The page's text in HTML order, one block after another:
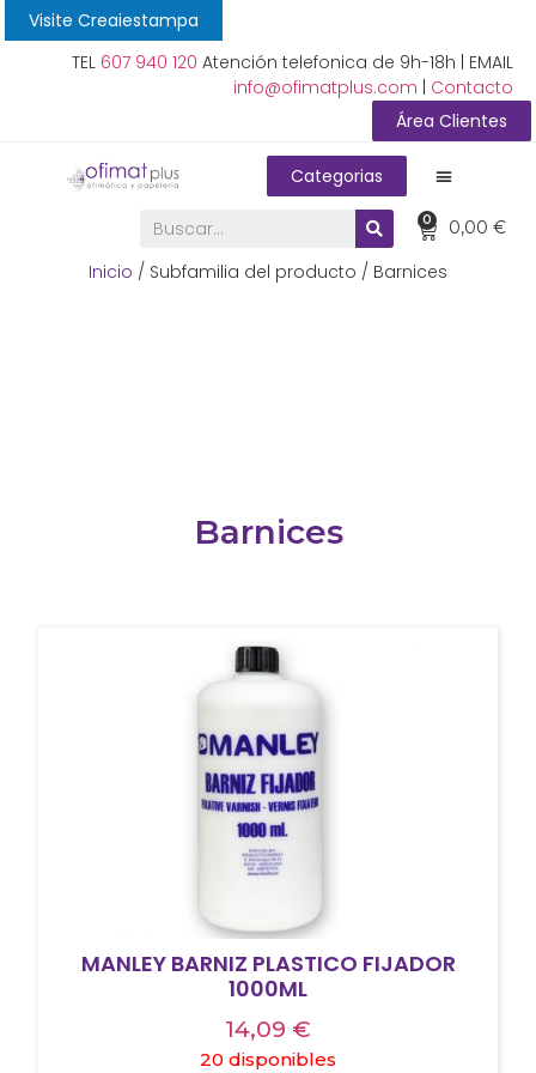
Visite Creaiestampa
TEL 607 940 120 Atención telefonica de 9h-18h | EMAIL
info@ofimatplus.com
Contacto
Área Clientes
Categorias
0,00€
0
Inicio / Subfamilia del producto / Barnices
Barnices
MANLEY BARNIZ PLASTICO FIJADOR
1000ML
14,09 €
20 disponibles